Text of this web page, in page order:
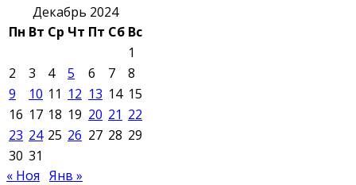
Декабрь 2024
Пн Вт Ср Чт Пт Сб Вс
1
2
3 4 5 6 7
8
9
10 11 12 13 14 15
16 17 18 19 20 21 22
23 24 25 26 27 28 29
30 31
« Ноя Янв »